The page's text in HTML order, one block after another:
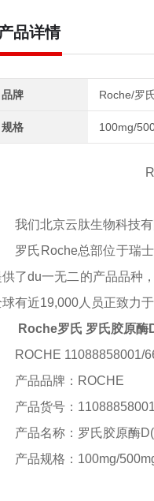
品详情
品牌 Roche/罗
规格 100mg/
我们北京云肽生物科技
罗氏 Roche总部位于瑞
供了du一无二的产品品种
有近19,000人员正致力
Roche罗氏 罗氏胶原
ROCHE 11088858001/
产品品牌： ROCHE
产品货号：
产品名称： 罗氏胶原酶
产品规格： 100mg/